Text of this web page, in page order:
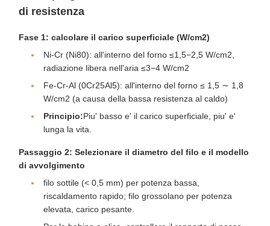
di resistenza
Fase 1: calcolare il carico superficiale (W/cm2)
Ni-Cr (Ni80): all'interno del forno ≤1,5−2,5 W/cm2,
radiazione libera nell'aria ≤3−4 W/cm2
Fe-Cr-Al (0Cr25Al5): all'interno del forno ≤ 1,5 ∼ 1,8
W/cm2 (a causa della bassa resistenza al caldo)
Principio:Piu' basso e' il carico superficiale, piu' e'
lunga la vita.
Passaggio 2: Selezionare il diametro del filo e il modello
di avvolgimento
filo sottile (< 0,5 mm) per potenza bassa,
riscaldamento rapido; filo grossolano per potenza
elevata, carico pesante.